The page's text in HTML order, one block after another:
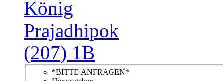
*BITTE ANFRAGEN*